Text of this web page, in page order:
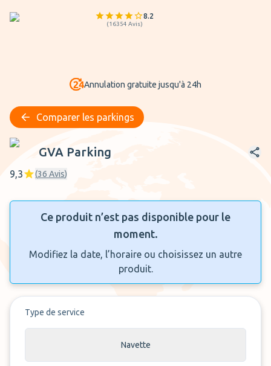
8.2
(16354 Avis)
Annulation gratuite jusqu'à 24h
Comparer les parkings
GVA Parking
GVA Parking
9,3 (36 Avis)
Ce produit n’est pas disponible pour le
moment.
Modifiez la date, l’horaire ou choisissez un autre
produit.
Type de service
Navette